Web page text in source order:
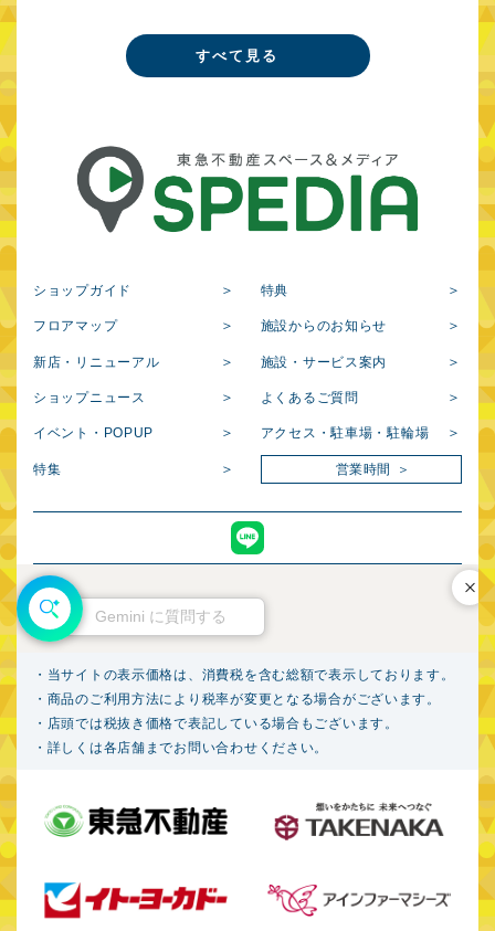
すべて見る
ショップガイド
フロアマップ
新店・リニューアル
ショップニュース
イベント・POPUP
特集
特典
施設からのお知らせ
施設・サービス案内
よくあるご質問
アクセス・駐車場・駐輪場
営業時間
Gemini に質問する
閉じ
・当サイトの表示価格は、消費税を含む総額で表示しております。
・商品のご利用方法により税率が変更となる場合がございます。
・店頭では税抜き価格で表記している場合もございます。
・詳しくは各店舗までお問い合わせください。